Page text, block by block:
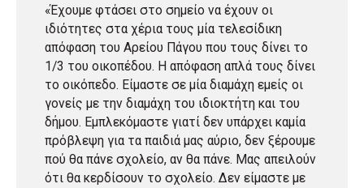
«Έχουμε φτάσει στο σημείο να έχουν οι
ιδιότητες στα χέρια τους μία τελεσίδικη
απόφαση του Αρείου Πάγου που τους δίνει το
1/3 του οικοπέδου. Η απόφαση απλά τους δίνει
το οικόπεδο. Είμαστε σε μία διαμάχη εμείς οι
γονείς με την διαμάχη του ιδιοκτήτη και του
δήμου. Εμπλεκόμαστε γιατί δεν υπάρχει καμία
πρόβλεψη για τα παιδιά μας αύριο, δεν ξέρουμε
πού θα πάνε σχολείο, αν θα πάνε. Μας απειλούν
ότι θα κερδίσουν το σχολείο. Δεν είμαστε με